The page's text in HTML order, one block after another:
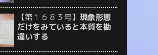
【第１６８３号】 現象形態
だけをみていると本質を勘
違いする